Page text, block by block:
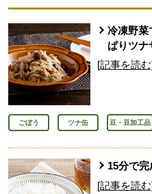
冷凍野菜
ぱりツナ
[記事を読
ごぼう ツナ缶 豆・豆加工品
15分で
[記事を読